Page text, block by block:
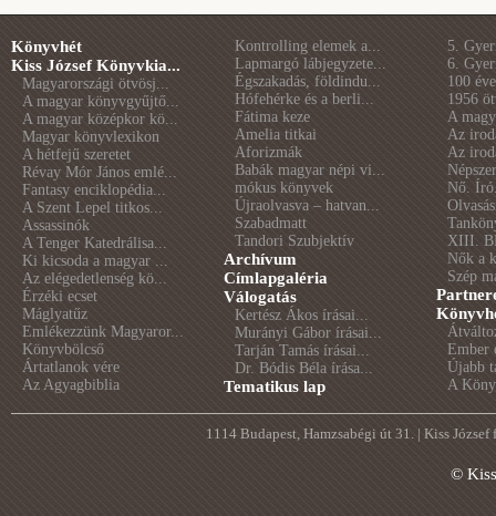
Könyvhét
Kiss József Könyvkia...
Magyarországi ötvösj...
A magyar könyvgyűjtő...
A magyar középkor kö...
Magyar könyvlexikon
A hétfejű szeretet
Révay Mór János emlé...
Fantasy enciklopédia...
A Szent Lepel titkos...
Assassinók
A Tenger Katedrálisa...
Ki kicsoda a magyar ...
Az elégedetlenség kö...
Érzéki ecset
Máglyatűz
Emlékezzünk Magyaror...
Könyvbölcső
Ártatlanok vére
Az Agyagbiblia
Kontrolling elemek a...
Lapmargó lábjegyzete...
Égszakadás, földindu...
Hófehérke és a berli...
Fátima keze
Amelia titkai
Aforizmák
Babák magyar népi vi...
mókus könyvek
Újraolvasva – hatvan...
Szabadmatt
Tandori Szubjektív
Archívum
Címlapgaléria
Válogatás
Kertész Ákos írásai...
Murányi Gábor írásai...
Tarján Tamás írásai...
Dr. Bódis Béla írása...
Tematikus lap
5.
6.
100
1956
A
Az
Az
Nő.
XIII.
Nők a
Szép
Ember
Újabb
A
1114 Budapest, Hamzsabégi út 31. | Kiss
©